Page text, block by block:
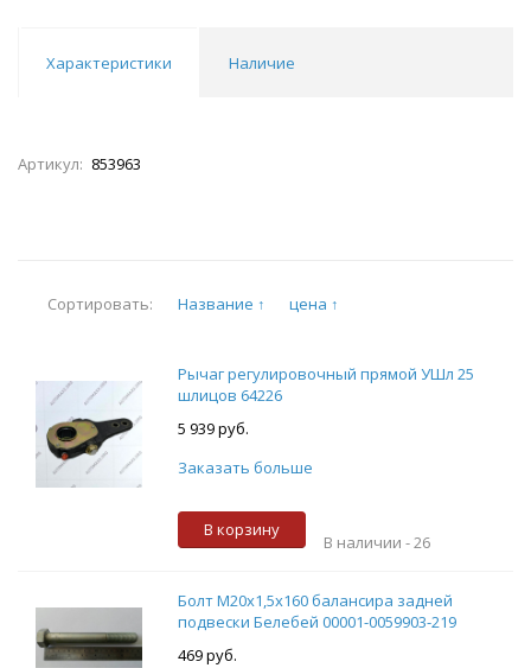
Характеристики Наличие
Артикул: 853963
Сортировать: Название ↑ цена ↑
Рычаг регулировочный прямой УШл 25
шлицов 64226
5 939 руб.
Заказать больше
В корзину
В наличии -26
Болт М20х1,5х160 балансира задней
подвески Белебей 00001-0059903-219
469 руб.